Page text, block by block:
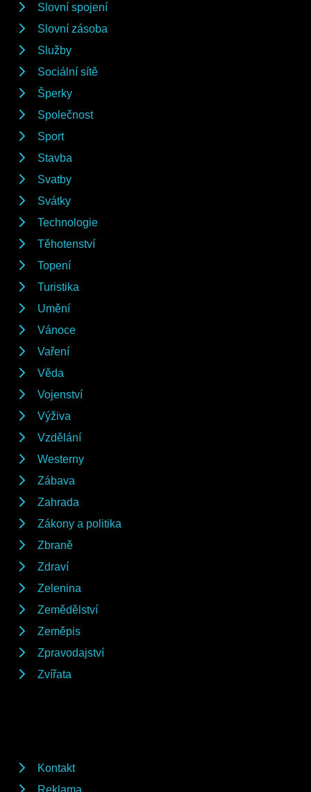
Slovní spojení
Slovní zásoba
Služby
Sociální sítě
Šperky
Společnost
Sport
Stavba
Svatby
Svátky
Technologie
Těhotenství
Topení
Turistika
Umění
Vánoce
Vaření
Věda
Vojenství
Výživa
Vzdělání
Westerny
Zábava
Zahrada
Zákony a politika
Zbraně
Zdraví
Zelenina
Zemědělství
Zeměpis
Zpravodajství
Zvířata
Kontakt
Reklama